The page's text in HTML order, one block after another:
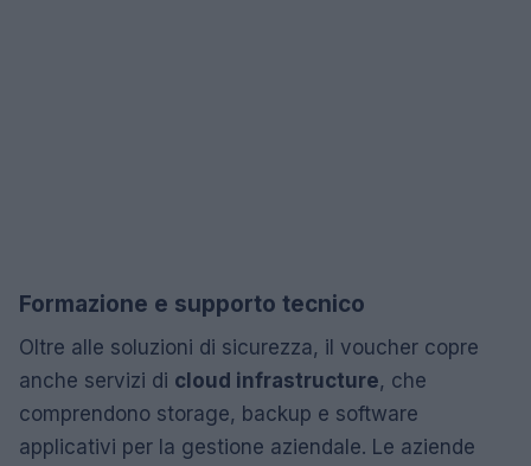
Formazione e supporto tecnico
Oltre alle soluzioni di sicurezza, il voucher copre
anche servizi di cloud infrastructure, che
comprendono storage, backup e software
applicativi per la gestione aziendale. Le aziende